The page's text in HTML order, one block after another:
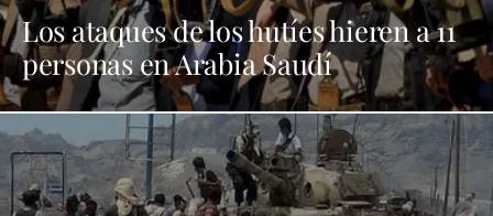
Los ataques de los hutíes hieren a 11
personas en Arabia Saudí